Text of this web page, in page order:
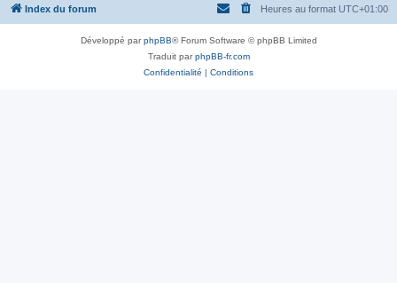
Index du forum Heures au format UTC+01:00
Développé parphpBB® Forum Software © phpBB Limited
Traduit parphpBB-fr.com
Confidentialité | Conditions